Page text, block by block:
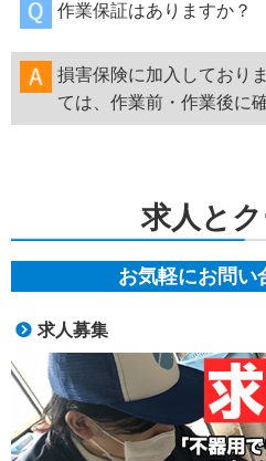
作業保証はありますか？
損害保険に加入しており
ては、作業前・作業後に
求人と
お気軽にお問い
求人募集